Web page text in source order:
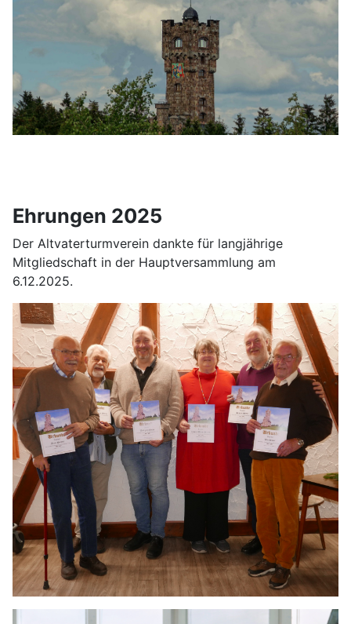
Ehrungen 2025
Der Altvaterturmverein dankte für langjährige
Mitgliedschaft in der Hauptversammlung am
6.12.2025.